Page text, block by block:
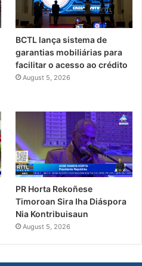
BCTL lança sistema de
garantias mobiliárias para
facilitar o acesso ao crédito
August 5, 2026
PR Horta Rekoñese
Timoroan Sira Iha Diáspora
Nia Kontribuisaun
August 5, 2026